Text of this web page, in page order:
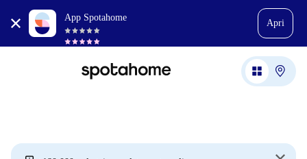
App Spotahome
Apri